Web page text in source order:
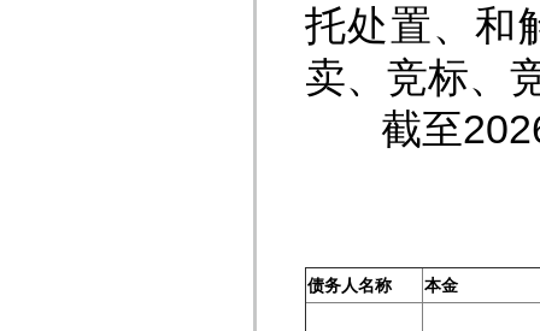
托处置、和
卖、竞标、
截至2026
债务人名称 本金